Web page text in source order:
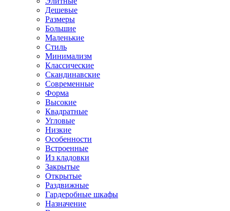
Дешевые
Размеры
Большие
Маленькие
Стиль
Минимализм
Классические
Скандинавские
Современные
Форма
Высокие
Квадратные
Угловые
Низкие
Особенности
Встроенные
Из кладовки
Закрытые
Открытые
Раздвижные
Гардеробные шкафы
Назначение